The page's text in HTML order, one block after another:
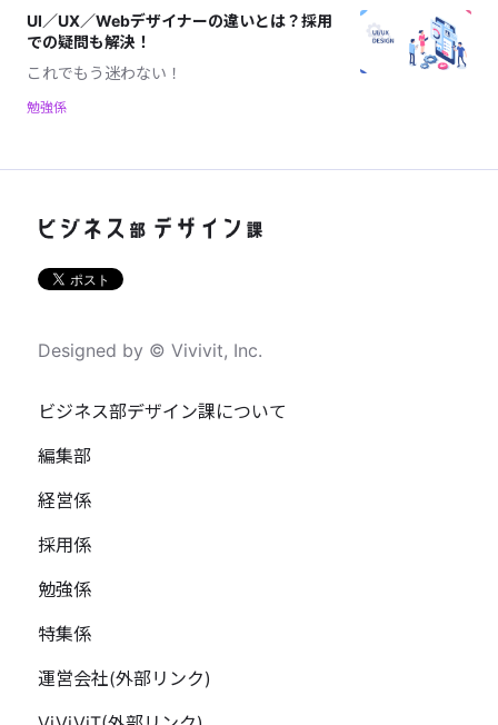
UI／UX／Webデザイナーの違いとは？採用
での疑問も解決！
これでもう迷わない！
勉強係
Designed by © Vivivit, Inc.
ビジネス部デザイン課について
編集部
経営係
採用係
勉強係
特集係
運営会社(外部リンク)